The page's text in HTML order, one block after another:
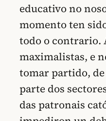
educativo no
momento ten
todo o contrario.
maximalistas, e
tomar partido,
parte dos
das patronais